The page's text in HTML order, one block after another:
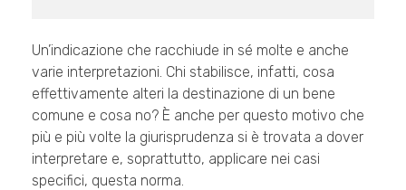
Un’indicazione che racchiude in sé molte e anche
varie interpretazioni. Chi stabilisce, infatti, cosa
effettivamente alteri la destinazione di un bene
comune e cosa no? È anche per questo motivo che
più e più volte la giurisprudenza si è trovata a dover
interpretare e, soprattutto, applicare nei casi
specifici, questa norma.